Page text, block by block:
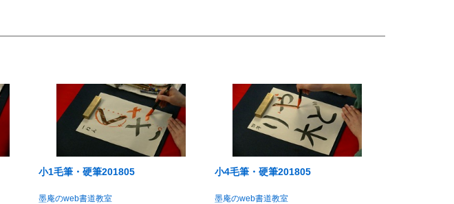
小1毛筆・硬筆201805
墨庵のweb書道教室
小4毛筆・硬筆201805
墨庵のweb書道教室